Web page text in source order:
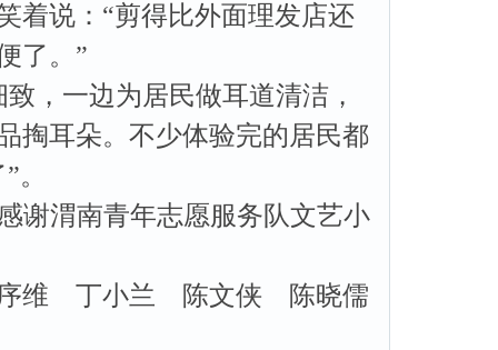
着说：“剪得比外面理发店还
了。”
，一边为居民做耳道清洁，
掏耳朵。不少体验完的居民都
。
渭南青年志愿服务队文艺小
维 丁小兰 陈文侠 陈晓儒